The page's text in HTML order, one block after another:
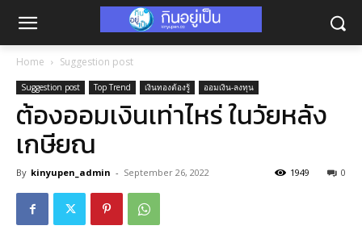
Home Suggestion post
Suggestion post Top Trend เงินทองต้องรู้ ออมเงิน-ลงทุน
ต้องออมเงินเท่าไหร่ ในวัยหลัง
เกษียณ
By kinyupen_admin - September 26, 2022 0
1949